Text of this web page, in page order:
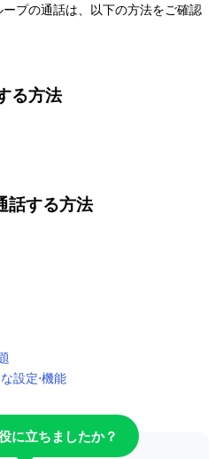
プの通話は、以下の方法をご確認
る方法
話する方法
設定⋅機能
に立ちましたか？